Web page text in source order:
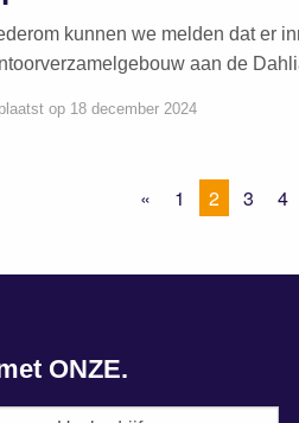
kunnen we melden dat er
aan de
op 18 december 2024
« 1 2 3 4
ONZE.